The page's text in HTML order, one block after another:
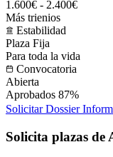
1.600€ - 2.400€
Más trienios
Estabilidad
Plaza Fija
Para toda la vida
Convocatoria
Abierta
Aprobados 87%
Solicitar Dossier
Solicita plazas de